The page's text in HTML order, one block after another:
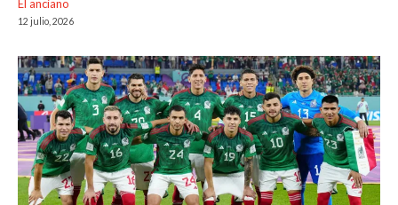
El anciano
12 julio, 2026